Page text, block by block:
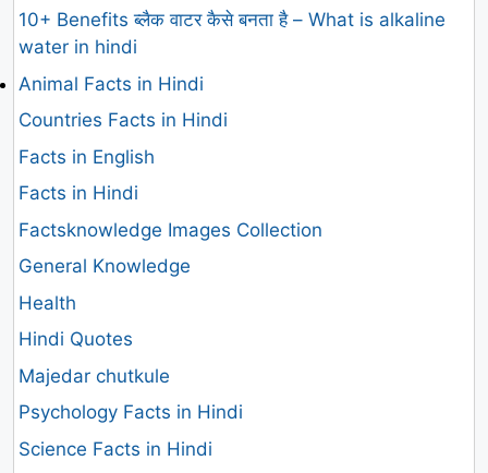
10+ Benefits ब्लैक वाटर कैसे बनता है – What is alkaline
water in hindi
Animal Facts in Hindi
Countries Facts in Hindi
Facts in English
Facts in Hindi
Factsknowledge Images Collection
General Knowledge
Health
Hindi Quotes
Majedar chutkule
Psychology Facts in Hindi
Science Facts in Hindi